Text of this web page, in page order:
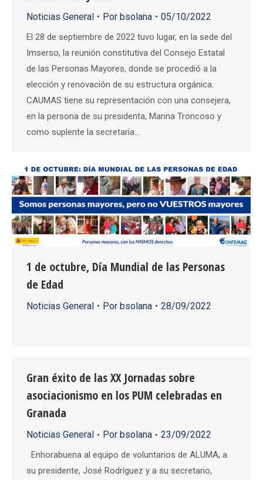
Noticias General Por bsolana 05/10/2022
El 28 de septiembre de 2022 tuvo lugar, en la sede del
Imserso, la reunión constitutiva del Consejo Estatal
de las Personas Mayores, donde se procedió a la
elección y renovación de su estructura orgánica.
CAUMAS tiene su representación con una consejera,
en la persona de su presidenta, Marina Troncoso y
como suplente la secretaria…
1 de octubre, Día Mundial de las Personas
de Edad
Noticias General Por bsolana 28/09/2022
Gran éxito de las XX Jornadas sobre
asociacionismo en los PUM celebradas en
Granada
Noticias General Por bsolana 23/09/2022
Enhorabuena al equipo de voluntarios de ALUMA, a
su presidente, José Rodríguez y a su secretario,